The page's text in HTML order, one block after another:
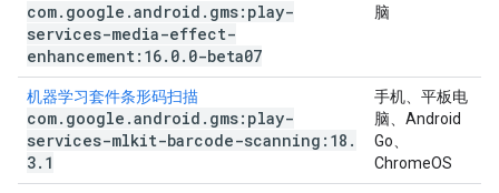
com. google .android . gms:play-
services-media-effect-
enhancement:16. 0. 0-beta07
脑
机器学习套件条形码扫描
com. google .android . gms:play-
services-mlkit-barcode-scanning:18 .
3. 1
手机、平板电
脑、Android
Go、
ChromeOS